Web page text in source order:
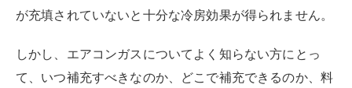
が充填されていないと十分な冷房効果が得られません。
しかし、エアコンガスについてよく知らない方にとっ
て、いつ補充すべきなのか、どこで補充できるのか、料